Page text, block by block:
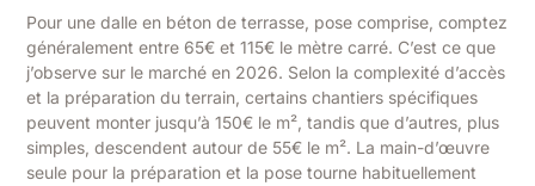
Pour une dalle en béton de terrasse, pose comprise, comptez
généralement entre 65€ et 115€ le mètre carré. C’est ce que
j’observe sur le marché en 2026. Selon la complexité d’accès
et la préparation du terrain, certains chantiers spécifiques
peuvent monter jusqu’à 150€ le m², tandis que d’autres, plus
simples, descendent autour de 55€ le m². La main-d’œuvre
seule pour la préparation et la pose tourne habituellement